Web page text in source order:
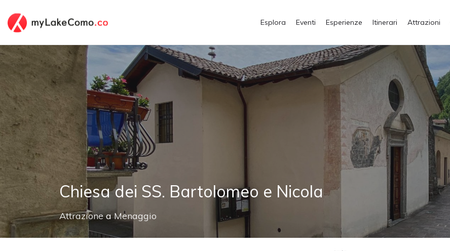
Esplora Eventi Esperienze Itinerari Attrazioni
Chiesa dei SS. Bartolomeo e Nicola
AttrazioneaMenaggio